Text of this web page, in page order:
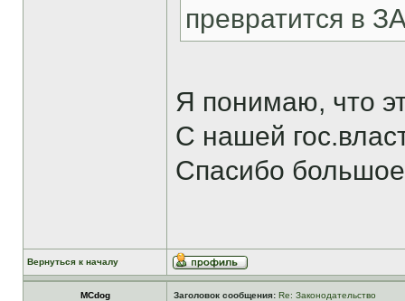
превратится в
Я понимаю, что
С нашей
Спасибо большое
Вернуться к началу
MCdog Заголовок сообщения: Re: Законодательство